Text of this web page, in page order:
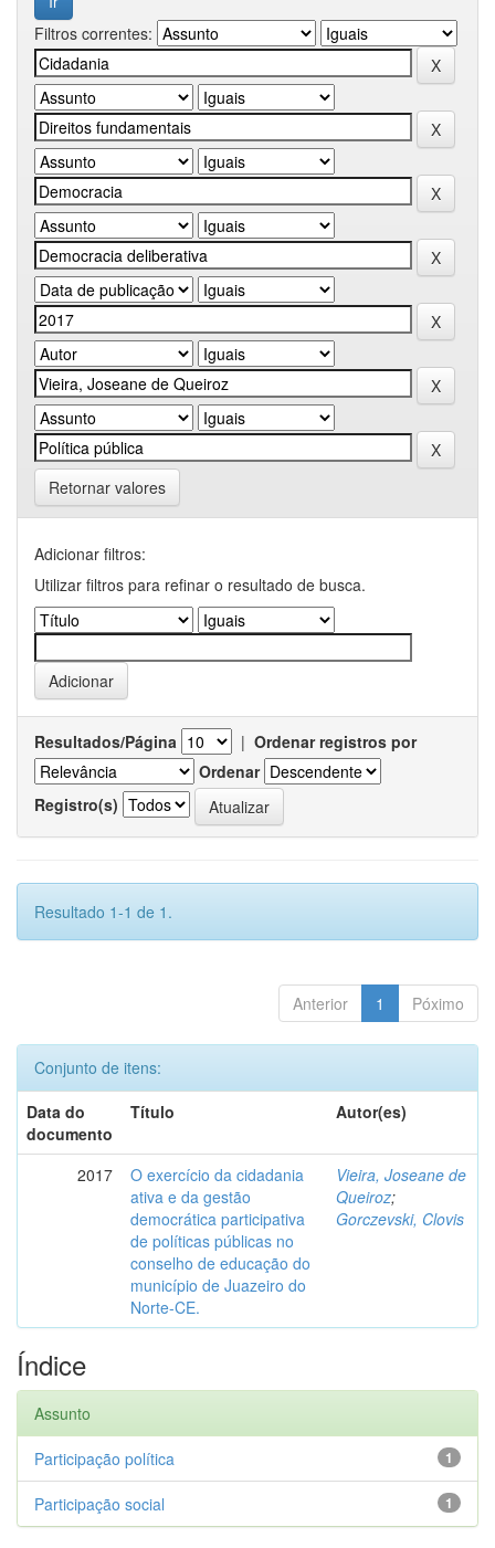
Filtros correntes:
Retornar valores
Adicionar filtros:
Utilizar filtros para refinar o resultado de busca.
Resultados/Página | Ordenar registros por
Ordenar
Registro(s)
Resultado 1-1 de 1.
Anterior 1 Póximo
Conjunto de itens:
Data do
documento
Título Autor(es)
2017
O exercício da cidadania
ativa e da gestão
democrática participativa
de políticas públicas no
conselho de educação do
município de Juazeiro do
Norte-CE.
Vieira, Joseane de
Queiroz;
Gorczevski, Clovis
Índice
Assunto
1
Participação política
1
Participação social